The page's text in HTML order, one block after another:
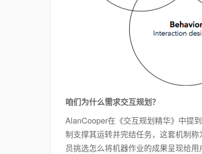
咱们为什么需求交互规划？
AlanCooper在《交互规划精华》中提
制支撑其运转并完结任务，这套机制
员挑选怎么将机器作业的成果呈现给用